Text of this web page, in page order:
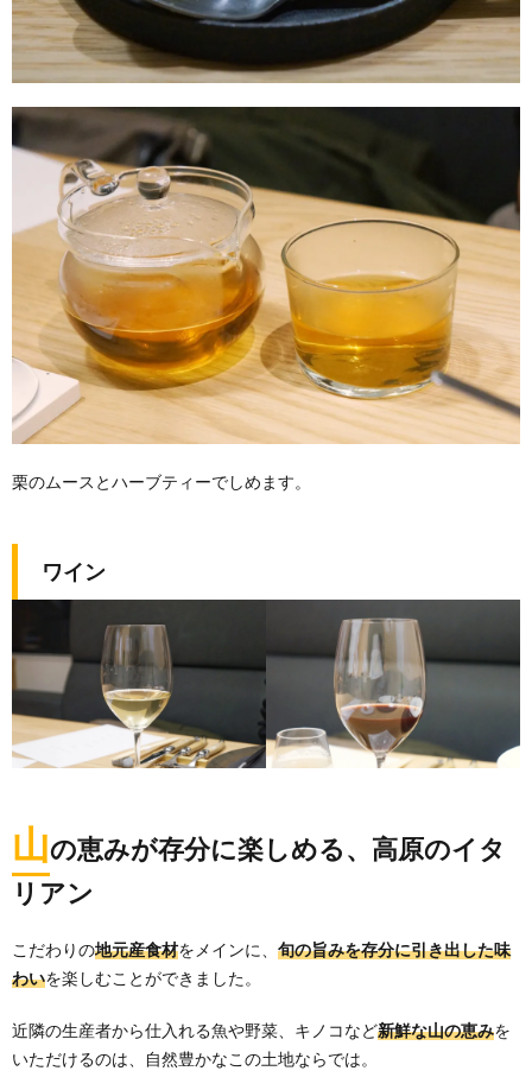
栗のムースとハーブティーでしめます。
ワイン
山の恵みが存分に楽しめる、高原のイタ
リアン
こだわりの地元産食材をメインに、 旬の旨みを存分に引き出した味
わいを楽しむことができました。
近隣の生産者から仕入れる魚や野菜、キノコなど新鮮な山の恵みを
いただけるのは、自然豊かなこの土地ならでは。